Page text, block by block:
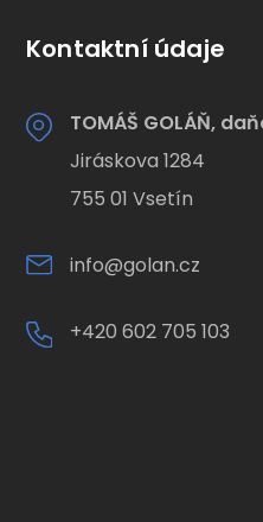
Kontaktní údaje
TOMÁŠ GOLÁŇ,
Jiráskova 1284
755 01 Vsetín
info@golan.cz
+420 602 705 103